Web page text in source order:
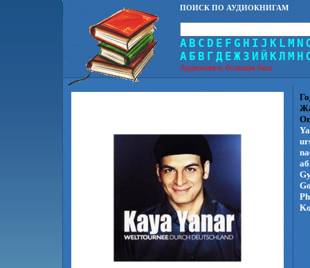
ПОИСК ПО АУДИОКНИГАМ
A B C D E F G H I J K L M N
А Б В Г Д Е Ж З И Й КЛ М Н
Аудиокниги, большая база.